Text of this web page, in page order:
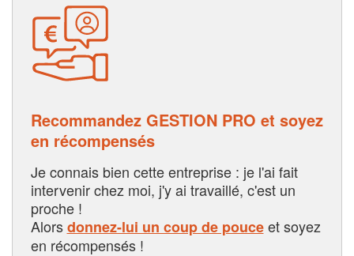
Recommandez GESTION PRO et soyez
en récompensés
Je connais bien cette entreprise : je l'ai fait
intervenir chez moi, j'y ai travaillé, c'est un
proche !
Alorsdonnez-lui un coup de pouceet soyez
en récompensés !